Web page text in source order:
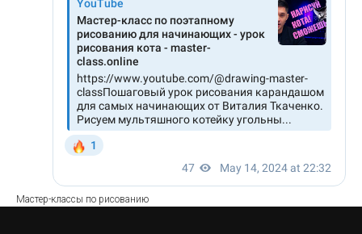
Мастер-классы по рисованию